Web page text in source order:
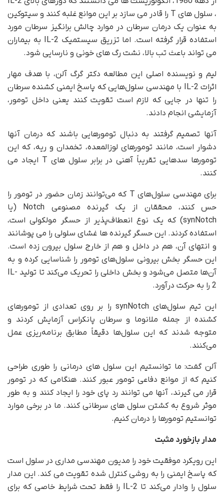
، سلول های T را قادر می سازد بر این موانع غلبه کنند و سیتوکین
به عنوان یک درمان سرطان در موارد چالش برانگیز سرطان مورد
استفاده قرار گرفته است. اما تزریق سیستمیک IL-2 به بیماران
می تواند باعث تب بالا، نشت رگ های خونی و نارسایی شود.
لیم و نویسنده اصلی این مطالعه دکتر گرگ آلن، با هدف مهار
اثرات IL-2 با مهندسی سلول‌هایی که پاسخ ایمنی کشنده سرطان
را تنها در جایی که لازم است تقویت کنند یعنی داخل تومور،
آزمایشی انجام دادند.
آنها تصمیم گرفتند به دنبال تومورهایی باشند که درمان آنها
دشوار است، مانند تومورهای لوزالمعده، تخمدان و ریه، که این
تومورها سدهایی تقریباً آهنی در برابر سلول های T ایجاد می
کنند.
برای مهندسی سلول‌های T که می‌توانند زمان حضور در تومور را
حس کنند، محققان از یک گیرنده مصنوعی Notch (یا
synNotch) که یک نوع انعطاف‌پذیر از حسگر مولکولی است،
استفاده کردند. این حسگر گیرنده ها غشای سلولی را می پوشانند
و انتهای آن، هم در داخل و هم از خارج سلول بیرون زده است.
این حسگر بخش بیرونی سلول‌های تومور را شناسایی کرده و به
آن‌ها متصل می‌شود و بخش داخلی را تحریک می‌کند تا تولید IL-
2 را به حرکت درآورد.
این تیم سلول‌های synNotch را بر روی تعدادی از تومورهای
کشنده از جمله ملانوما و سرطان پانکراس آزمایش کردند و
متوجه شدند که این سلول‌ها دقیقاً مطابق برنامه‌ریزی عمل
می‌کنند.
آلن گفت: ما توانستیم این سلول های درمانی را طوری طراحی
کنیم که از موانع دفاعی تومور عبور کنند. هنگامی که در تومور
قرار می گیرند، آنها می توانند رد پای خود را ایجاد کنند و به طور
موثر شروع به کشتن سلول های سرطانی کنند. ما در برخی موارد
توانستیم تومورها را درمان کنیم.
مدار بازخورد مثبت
این رویکرد موفقیت خود را مدیون مهندسی مداری در سلول است
که پاسخ ایمنی را به روشی کنترل شده تقویت می کند. این مدار
سلول را وادار می‌کند تا IL-2 را فقط تحت شرایط خاصی که برای